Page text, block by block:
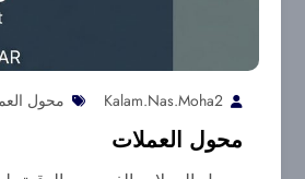
Kalam.nas.moha2 محول
محول العملات